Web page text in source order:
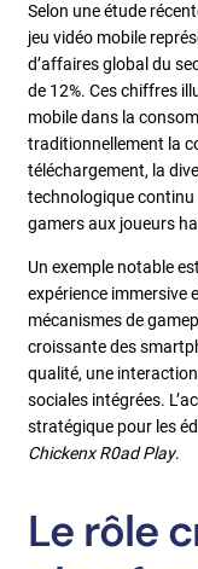
Selon une étude
jeu vidéo mobile
d’affaires global du
de 12%. Ces chiffres
mobile dans la
traditionnellement la
téléchargement, la
technologique continu
gamers aux joueurs
Un exemple notable
expérience immersive
mécanismes de
croissante des
qualité, une
sociales intégrées.
stratégique pour les
Chickenx R0ad Play.
Le rôle